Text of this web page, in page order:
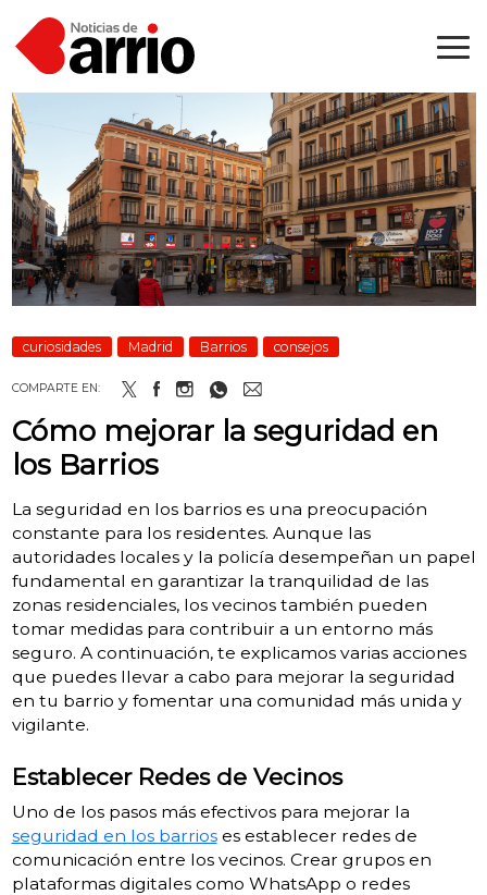
curiosidades Madrid Barrios consejos
COMPARTE EN:
Cómo mejorar la seguridad en
los Barrios
La seguridad en los barrios es una preocupación
constante para los residentes. Aunque las
autoridades locales y la policía desempeñan un papel
fundamental en garantizar la tranquilidad de las
zonas residenciales, los vecinos también pueden
tomar medidas para contribuir a un entorno más
seguro. A continuación, te explicamos varias acciones
que puedes llevar a cabo para mejorar la seguridad
en tu barrio y fomentar una comunidad más unida y
vigilante.
Establecer Redes de Vecinos
Uno de los pasos más efectivos para mejorar la
seguridad en los barrioses establecer redes de
comunicación entre los vecinos. Crear grupos en
plataformas digitales como WhatsApp o redes